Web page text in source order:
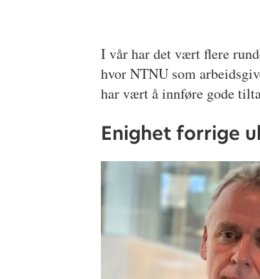
I vår har det vært flere
hvor NTNU som
har vært å innføre gode
Enighet forrige